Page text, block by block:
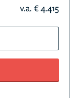
v.a. € 4.415